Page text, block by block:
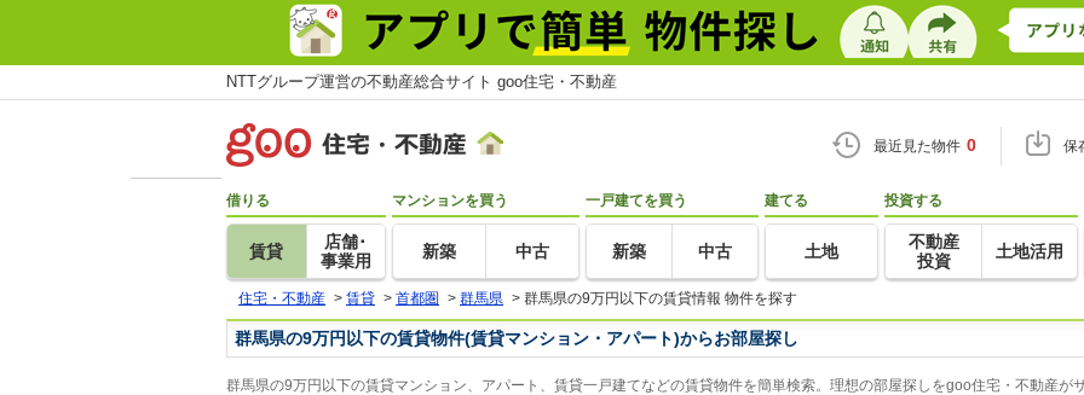
NTTグループ運営の不動産総合サイト goo住宅・不動産
最近見た物件 0 保
借りる
賃貸
店舗･
事業用
マンションを買う
新築 中古
一戸建てを買う
新築 中古
建てる
土地
投資する
不動産
投資
土地活用
住宅・不動産 > 賃貸 > 首都圏 > 群馬県 > 群馬県の9万円以下の賃貸情報 物件を探す
群馬県の9万円以下の賃貸物件(賃貸マンション・アパート)からお部屋探し
群馬県の9万円以下の賃貸マンション、アパート、賃貸一戸建てなどの賃貸物件を簡単検索。理想の部屋探しをgoo住宅・不動産が